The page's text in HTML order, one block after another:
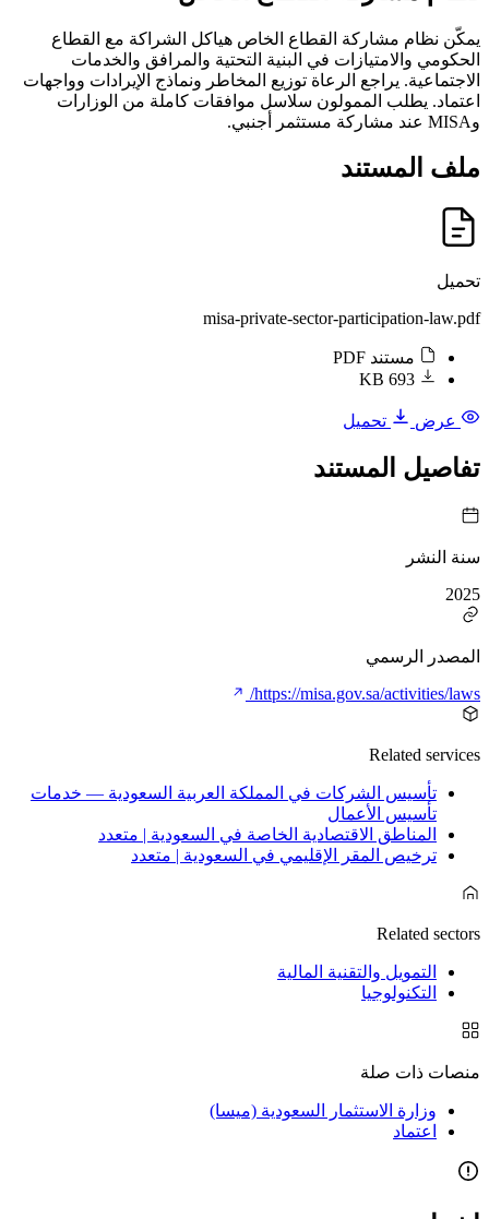
يمكّن نظام مشاركة القطاع الخاص هياكل الشراكة مع القطاع
الحكومي والامتيازات في البنية التحتية والمرافق والخدمات
الاجتماعية. يراجع الرعاة توزيع المخاطر ونماذج الإيرادات وواجهات
اعتماد. يطلب الممولون سلاسل موافقات كاملة من الوزارات
وMISA عند مشاركة مستثمر أجنبي.
ملف المستند
تحميل
misa-private-sector-participation-law.pdf
مستند PDF
693 KB
عرض تحميل
تفاصيل المستند
سنة النشر
2025
المصدر الرسمي
https://misa.gov.sa/activities/laws/
Related services
تأسيس الشركات في المملكة العربية السعودية — خدمات
تأسيس الأعمال
المناطق الاقتصادية الخاصة في السعودية | متعدد
ترخيص المقر الإقليمي في السعودية | متعدد
Related sectors
التمويل والتقنية المالية
التكنولوجيا
منصات ذات صلة
وزارة الاستثمار السعودية (ميسا)
اعتماد